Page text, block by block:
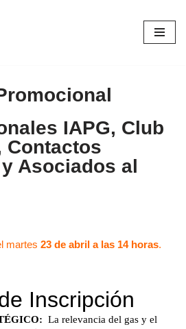
IAPG, Club
Contactos
Asociados al
martes 23 de abril a las 14 horas.